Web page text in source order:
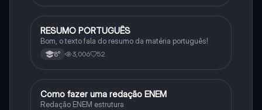
Português
RESUMO PORTUGUÊS
Bom, o texto fala do resumo da matéria português!
8° 3,006 52
Português
Como fazer uma redação ENEM
Redação ENEM estrutura